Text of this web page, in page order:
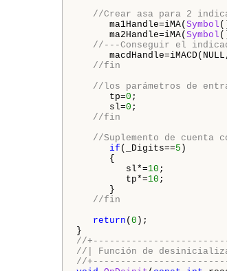
//Crear asa para 2
ma1Handle=iMA( Symbol
ma2Handle=iMA( Symbol
//---Conseguir el
macdHandle=iMACD( NULL
//fin
//los parámetros de
tp=0 ;
sl=0 ;
//fin
//Suplemento de cuenta
if ( _Digits==5 )
{
sl*=10 ;
tp*=10 ;
}
//fin
return ( 0 );
}
//
//| Función de
//